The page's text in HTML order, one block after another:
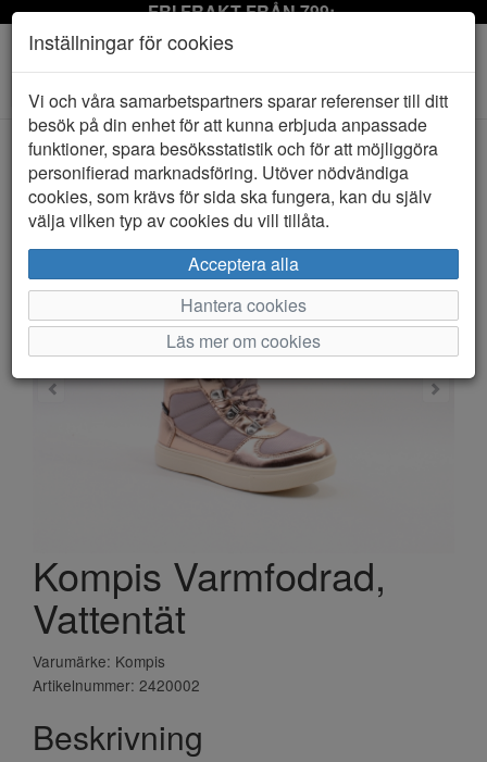
FRI FRAKT FRÅN 799:-
Toggle
navigation
HEM KOMPIS
Kompis Varmfodrad,
Vattentät
Varumärke: Kompis
Artikelnummer: 2420002
Beskrivning
Inställningar för cookies
Vi och våra samarbetspartners sparar referenser till ditt
besök på din enhet för att kunna erbjuda anpassade
funktioner, spara besöksstatistik och för att möjliggöra
personifierad marknadsföring. Utöver nödvändiga
cookies, som krävs för sida ska fungera, kan du själv
välja vilken typ av cookies du vill tillåta.
Acceptera alla
Hantera cookies
Läs mer om cookies